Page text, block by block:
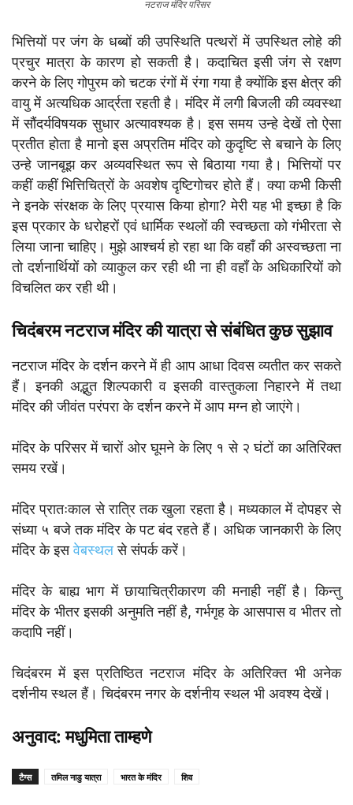
नटराज मंदिर परिसर
भित्तियों पर जंग के धब्बों की उपस्थिति पत्थरों में उपस्थित लोहे की
प्रचुर मात्रा के कारण हो सकती है। कदाचित इसी जंग से रक्षण
करने के लिए गोपुरम को चटक रंगों में रंगा गया है क्योंकि इस क्षेत्र की
वायु में अत्यधिक आर्द्रता रहती है। मंदिर में लगी बिजली की व्यवस्था
में सौंदर्यविषयक सुधार अत्यावश्यक है। इस समय उन्हे देखें तो ऐसा
प्रतीत होता है मानो इस अप्रतिम मंदिर को कुदृष्टि से बचाने के लिए
उन्हे जानबूझ कर अव्यवस्थित रूप से बिठाया गया है। भित्तियों पर
कहीं कहीं भित्तिचित्रों के अवशेष दृष्टिगोचर होते हैं। क्या कभी किसी
ने इनके संरक्षक के लिए प्रयास किया होगा? मेरी यह भी इच्छा है कि
इस प्रकार के धरोहरों एवं धार्मिक स्थलों की स्वच्छता को गंभीरता से
लिया जाना चाहिए। मुझे आश्चर्य हो रहा था कि वहाँ की अस्वच्छता ना
तो दर्शनार्थियों को व्याकुल कर रही थी ना ही वहाँ के अधिकारियों को
विचलित कर रही थी।
चिदंबरम नटराज मंदिर की यात्रा से संबंधित कुछ सुझाव
नटराज मंदिर के दर्शन करने में ही आप आधा दिवस व्यतीत कर सकते
हैं। इनकी अद्भुत शिल्पकारी व इसकी वास्तुकला निहारने में तथा
मंदिर की जीवंत परंपरा के दर्शन करने में आप मग्न हो जाएंगे।
मंदिर के परिसर में चारों ओर घूमने के लिए १ से २ घंटों का अतिरिक्त
समय रखें।
मंदिर प्रातःकाल से रात्रि तक खुला रहता है। मध्यकाल में दोपहर से
संध्या ५ बजे तक मंदिर के पट बंद रहते हैं। अधिक जानकारी के लिए
मंदिर के इसवेबस्थलसे संपर्क करें।
मंदिर के बाह्य भाग में छायाचित्रीकारण की मनाही नहीं है। किन्तु
मंदिर के भीतर इसकी अनुमति नहीं है, गर्भगृह के आसपास व भीतर तो
कदापि नहीं।
चिदंबरम में इस प्रतिष्ठित नटराज मंदिर के अतिरिक्त भी अनेक
दर्शनीय स्थल हैं। चिदंबरम नगर के दर्शनीय स्थल भी अवश्य देखें।
अनुवाद: मधुमिता ताम्हणे
टैग्स तमिल नाडु यात्रा भारत के मंदिर शिव